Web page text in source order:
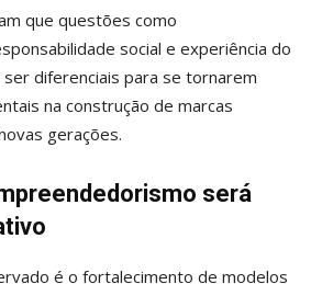
que questões como
social e experiência do
diferenciais para se tornarem
na construção de marcas
gerações.
será
é o fortalecimento de modelos